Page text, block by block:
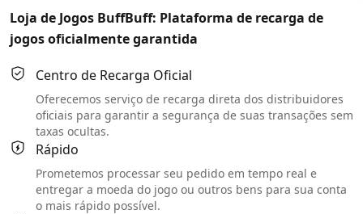
Loja de Jogos BuffBuff: Plataforma de recarga de
jogos oficialmente garantida
Centro de Recarga Oficial
Oferecemos serviço de recarga direta dos distribuidores
oficiais para garantir a segurança de suas transações sem
taxas ocultas.
Rápido
Prometemos processar seu pedido em tempo real e
entregar a moeda do jogo ou outros bens para sua conta
o mais rápido possível.